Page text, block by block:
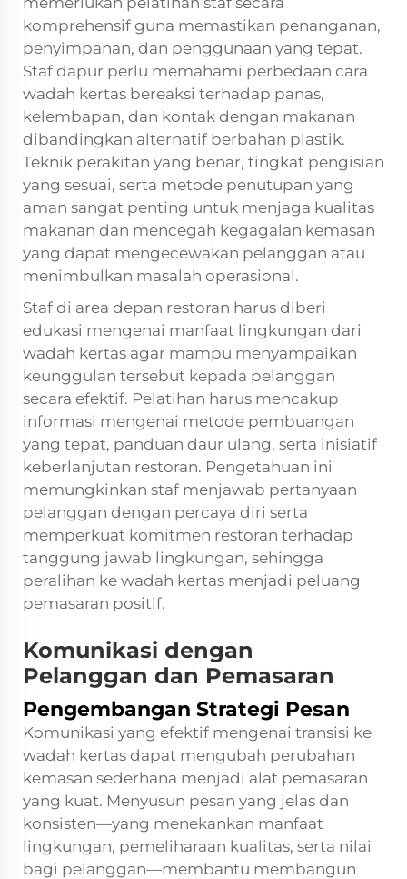
komprehensif guna memastikan penanganan,
penyimpanan, dan penggunaan yang tepat.
Staf dapur perlu memahami perbedaan cara
wadah kertas bereaksi terhadap panas,
kelembapan, dan kontak dengan makanan
dibandingkan alternatif berbahan plastik.
Teknik perakitan yang benar, tingkat pengisian
yang sesuai, serta metode penutupan yang
aman sangat penting untuk menjaga kualitas
makanan dan mencegah kegagalan kemasan
yang dapat mengecewakan pelanggan atau
menimbulkan masalah operasional.
Staf di area depan restoran harus diberi
edukasi mengenai manfaat lingkungan dari
wadah kertas agar mampu menyampaikan
keunggulan tersebut kepada pelanggan
secara efektif. Pelatihan harus mencakup
informasi mengenai metode pembuangan
yang tepat, panduan daur ulang, serta inisiatif
keberlanjutan restoran. Pengetahuan ini
memungkinkan staf menjawab pertanyaan
pelanggan dengan percaya diri serta
memperkuat komitmen restoran terhadap
tanggung jawab lingkungan, sehingga
peralihan ke wadah kertas menjadi peluang
pemasaran positif.
Komunikasi dengan
Pelanggan dan Pemasaran
Pengembangan Strategi Pesan
Komunikasi yang efektif mengenai transisi ke
wadah kertas dapat mengubah perubahan
kemasan sederhana menjadi alat pemasaran
yang kuat. Menyusun pesan yang jelas dan
konsisten—yang menekankan manfaat
lingkungan, pemeliharaan kualitas, serta nilai
bagi pelanggan—membantu membangun